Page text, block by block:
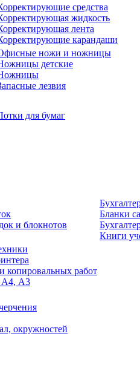
средства
жидкость
лента
карандаши
ножи и ножницы
детские
лезвия
для бумаг
и блокнотов
Бланки
Книги
копировальных работ
А4, А3
окружностей